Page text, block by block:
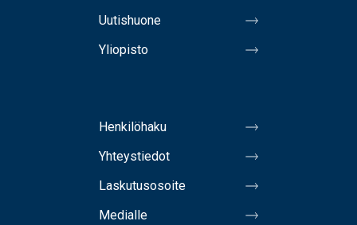
Uutishuone
Yliopisto
Henkilöhaku
Yhteystiedot
Laskutusosoite
Medialle